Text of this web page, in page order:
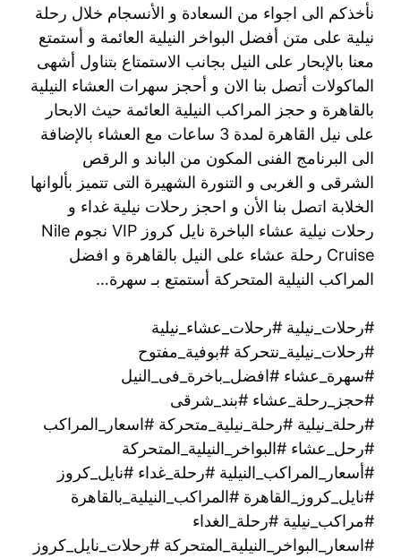
نأخذكم الى اجواء من السعادة و الأنسجام خلال رحلة
نيلية على متن أفضل البواخر النيلية العائمة و أستمتع
معنا بالإبحار على النيل بجانب الاستمتاع بتناول أشهى
الماكولات أتصل بنا الان و أحجز سهرات العشاء النيلية
بالقاهرة و حجز المراكب النيلية العائمة حيث الابحار
على نيل القاهرة لمدة 3 ساعات مع العشاء بالإضافة
الى البرنامج الفنى المكون من الباند و الرقص
الشرقى و الغربى و التنورة الشهيرة التى تتميز بألوانها
الخلابة اتصل بنا الأن و احجز رحلات نيلية غداء و
رحلات نيلية عشاء الباخرة نايل كروز VIP نجوم Nile
Cruise رحلة عشاء على النيل بالقاهرة و افضل
المراكب النيلية المتحركة أستمتع بـ سهرة…
#رحلات_نيلية #رحلات_عشاء_نيلية
#رحلات_نيلية_نتحركة #بوفية_مفتوح
#سهرة_عشاء #افضل_باخرة_فى_النيل
#حجز_رحلة_عشاء #بند_شرقى
#رحلة_نيلية #رحلة_نيلية_متحركة #اسعار_المراكب
#رحل_عشاء #البواخر_النيلية_المتحركة
#أسعار_المراكب_النيلية #رحلة_غداء #نايل_كروز
#نايل_كروز_القاهرة #المراكب_النيلية_بالقاهرة
#مراكب_نيلية #رحلة_الغداء
#اسعار_البواخر_النيلية_المتحركة #رحلات_نايل_كروز